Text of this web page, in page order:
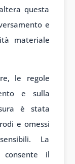
questa
e
materiale
le regole
e sulla
è stata
e omessi
La
consente il